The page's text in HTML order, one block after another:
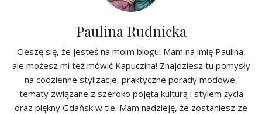
Paulina Rudnicka
Cieszę się, że jesteś na moim blogu! Mam na imię Paulina,
ale możesz mi też mówić Kapuczina! Znajdziesz tu pomysły
na codzienne stylizacje, praktyczne porady modowe,
tematy związane z szeroko pojęta kulturą i stylem życia
oraz piękny Gdańsk w tle. Mam nadzieję, że zostaniesz ze